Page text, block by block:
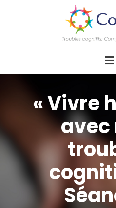
d'actions
Innovation/
« Vivre
avec